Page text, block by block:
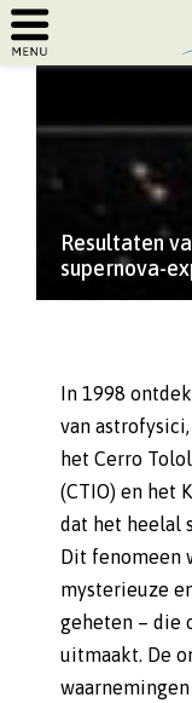
PRIMARY
MENU
Resultaten
supernova-
In 1998
van
het Cerro
(CTIO) en het
dat het heelal
Dit fenomeen
mysterieuze
geheten – die
uitmaakt. De